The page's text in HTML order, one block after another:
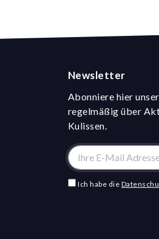
Newsletter
Abonniere hier
regelmäßig über
Kulissen.
Ich habe die